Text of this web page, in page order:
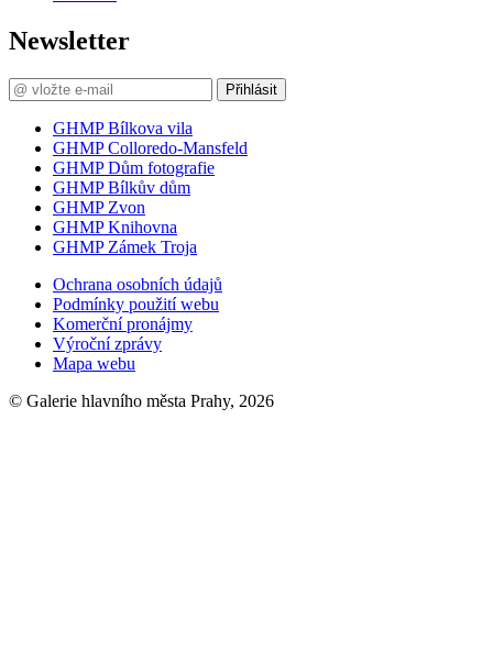
Newsletter
Přihlásit
GHMP Bílkova vila
GHMP Colloredo-Mansfeld
GHMP Dům fotografie
GHMP Bílkův dům
GHMP Zvon
GHMP Knihovna
GHMP Zámek Troja
Ochrana osobních údajů
Podmínky použití webu
Komerční pronájmy
Výroční zprávy
Mapa webu
© Galerie hlavního města Prahy, 2026